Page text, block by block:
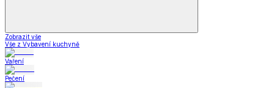
Zobrazit vše
Vše z Vybavení kuchyně
Vaření
Pečení